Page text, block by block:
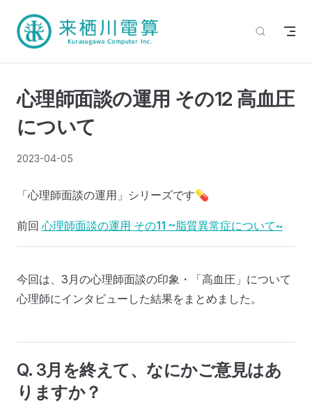
心理師面談の運用 その12 高血圧
について
2023-04-05
「心理師面談の運用」シリーズです💊
前回 心理師面談の運用 その11 ~脂質異常症について~
今回は、3月の心理師面談の印象・「高血圧」について
心理師にインタビューした結果をまとめました。
Q. 3月を終えて、なにかご意見はあ
りますか？